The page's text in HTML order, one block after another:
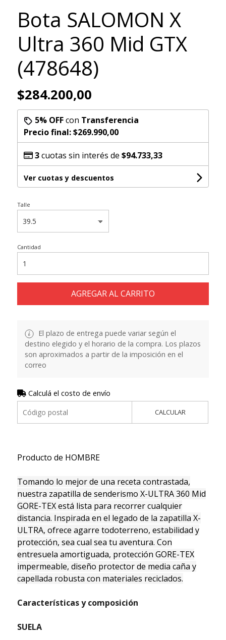
Bota SALOMON X
Ultra 360 Mid GTX
(478648)
$284.200,00
5% OFFcon Transferencia
Precio final:$269.990,00
3cuotas sin interés de $94.733,33
Ver cuotas y descuentos
Talle
Cantidad
AGREGAR AL CARRITO
El plazo de entrega puede variar según el
destino elegido y el horario de la compra. Los plazos
son aproximados a partir de la imposición en el
correo
Calculá el costo de envío
CALCULAR
Producto de HOMBRE
Tomando lo mejor de una receta contrastada,
nuestra zapatilla de senderismo X-ULTRA 360 Mid
GORE-TEX está lista para recorrer cualquier
distancia. Inspirada en el legado de la zapatilla X-
ULTRA, ofrece agarre todoterreno, estabilidad y
protección, sea cual sea tu aventura. Con
entresuela amortiguada, protección GORE-TEX
impermeable, diseño protector de media caña y
capellada robusta con materiales reciclados.
Características y composición
SUELA